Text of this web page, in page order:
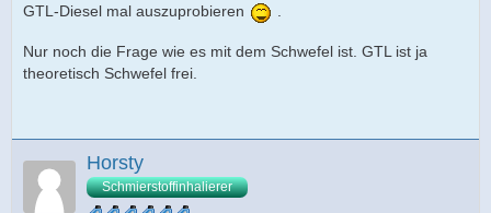
GTL-Diesel mal auszuprobieren
.
Nur noch die Frage wie es mit dem Schwefel ist. GTL ist ja
theoretisch Schwefel frei.
Horsty
Schmierstoffinhalierer